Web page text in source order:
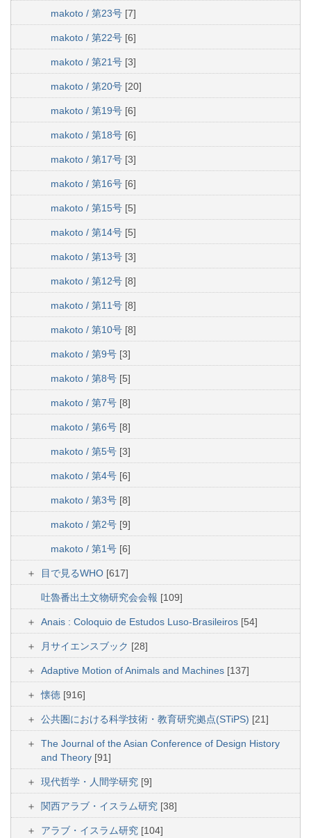
makoto / 第23号 [7]
makoto / 第22号 [6]
makoto / 第21号 [3]
makoto / 第20号 [20]
makoto / 第19号 [6]
makoto / 第18号 [6]
makoto / 第17号 [3]
makoto / 第16号 [6]
makoto / 第15号 [5]
makoto / 第14号 [5]
makoto / 第13号 [3]
makoto / 第12号 [8]
makoto / 第11号 [8]
makoto / 第10号 [8]
makoto / 第9号 [3]
makoto / 第8号 [5]
makoto / 第7号 [8]
makoto / 第6号 [8]
makoto / 第5号 [3]
makoto / 第4号 [6]
makoto / 第3号 [8]
makoto / 第2号 [9]
makoto / 第1号 [6]
目で見るWHO [617]
吐魯番出土文物研究会会報 [109]
Anais : Coloquio de Estudos Luso-Brasileiros [54]
月サイエンスブック [28]
Adaptive Motion of Animals and Machines [137]
懐徳 [916]
公共圏における科学技術・教育研究拠点(STiPS) [21]
The Journal of the Asian Conference of Design History
and Theory [91]
現代哲学・人間学研究 [9]
関西アラブ・イスラム研究 [38]
アラブ・イスラム研究 [104]